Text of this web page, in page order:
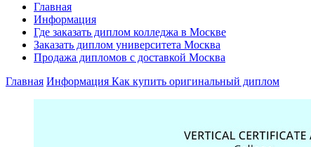
Главная
Информация
Где заказать диплом колледжа в Москве
Заказать диплом университета Москва
Продажа дипломов с доставкой Москва
Главная Информация Как купить оригинальный диплом